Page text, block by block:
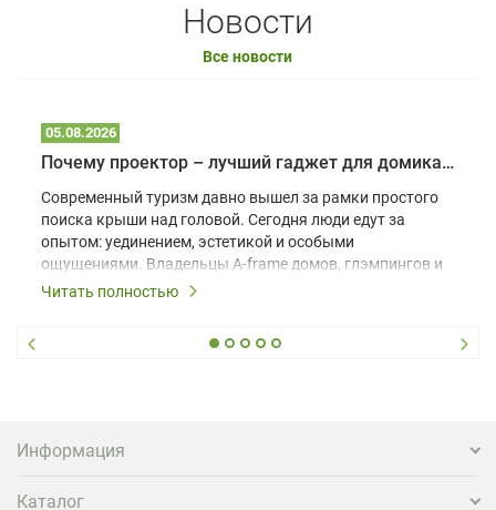
Новости
Все новости
05.08.2026
Почему проектор – лучший гаджет для домика в глэмпинге
Современный туризм давно вышел за рамки простого
поиска крыши над головой. Сегодня люди едут за
опытом: уединением, эстетикой и особыми
ощущениями. Владельцы A-frame домов, глэмпингов и
шале понимают, что конкуренция растет, и
вернуться и поделиться впечатлениями в соцсетях,
проектора.
Читать полностью
Информация
Каталог